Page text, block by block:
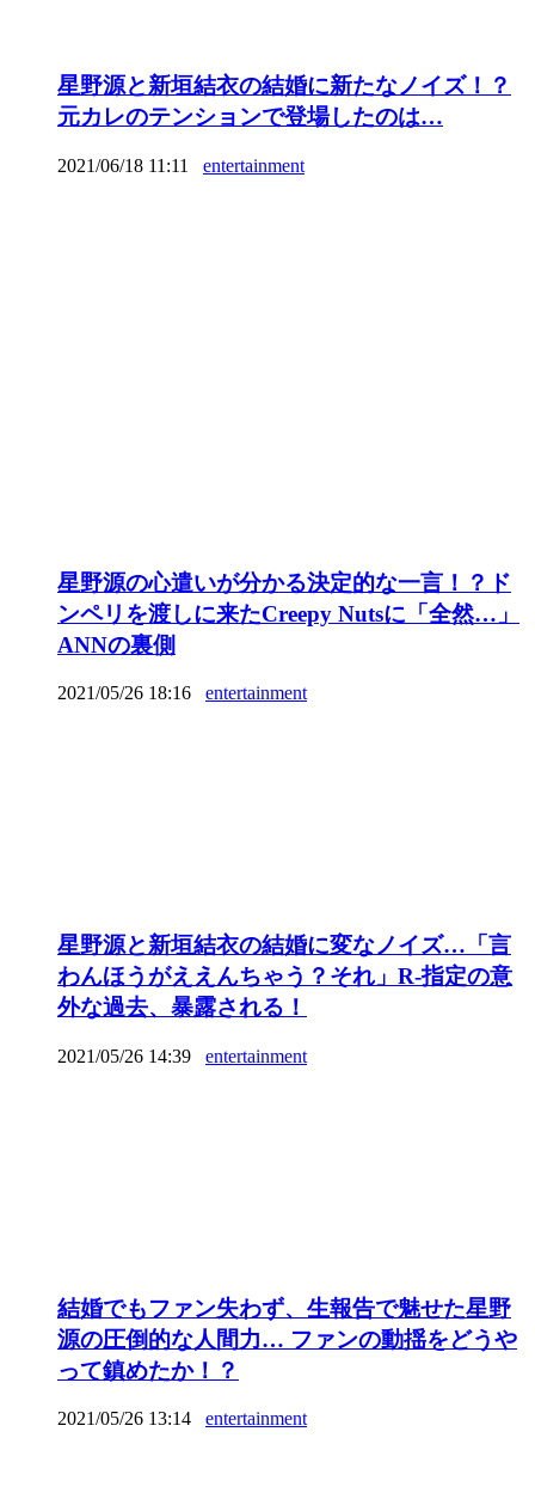
星野源と新垣結衣の結婚に新たなノイズ！？
元カレのテンションで登場したのは…
2021/06/18 11:11 entertainment
星野源の心遣いが分かる決定的な一言！？ド
ンペリを渡しに来たCreepy Nutsに「全然…」
ANNの裏側
2021/05/26 18:16 entertainment
星野源と新垣結衣の結婚に変なノイズ…「言
わんほうがええんちゃう？それ」R-指定の意
外な過去、暴露される！
2021/05/26 14:39 entertainment
結婚でもファン失わず、生報告で魅せた星野
源の圧倒的な人間力… ファンの動揺をどうや
って鎮めたか！？
2021/05/26 13:14 entertainment